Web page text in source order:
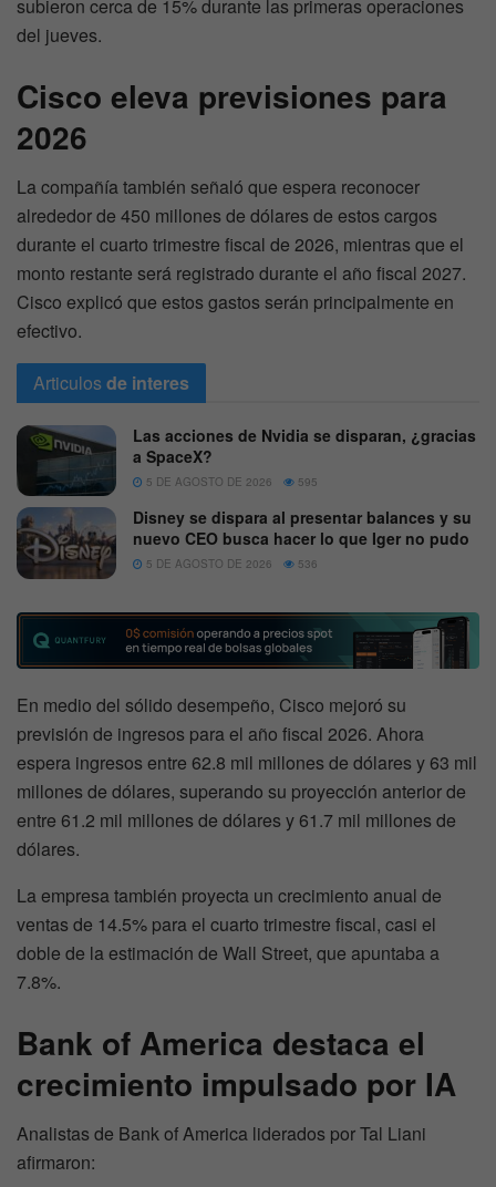
subieron cerca de 15% durante las primeras operaciones
del jueves.
Cisco eleva previsiones para
2026
La compañía también señaló que espera reconocer
alrededor de 450 millones de dólares de estos cargos
durante el cuarto trimestre fiscal de 2026, mientras que el
monto restante será registrado durante el año fiscal 2027.
Cisco explicó que estos gastos serán principalmente en
efectivo.
Articulosde interes
Las acciones de Nvidia se disparan, ¿gracias
a SpaceX?
5 DE AGOSTO DE 2026 595
Disney se dispara al presentar balances y su
nuevo CEO busca hacer lo que Iger no pudo
5 DE AGOSTO DE 2026 536
En medio del sólido desempeño, Cisco mejoró su
previsión de ingresos para el año fiscal 2026. Ahora
espera ingresos entre 62.8 mil millones de dólares y 63 mil
millones de dólares, superando su proyección anterior de
entre 61.2 mil millones de dólares y 61.7 mil millones de
dólares.
La empresa también proyecta un crecimiento anual de
ventas de 14.5% para el cuarto trimestre fiscal, casi el
doble de la estimación de Wall Street, que apuntaba a
7.8%.
Bank of America destaca el
crecimiento impulsado por IA
Analistas de Bank of America liderados por Tal Liani
afirmaron: